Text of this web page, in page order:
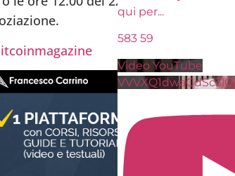
qui per...
583 59
Video YouTube